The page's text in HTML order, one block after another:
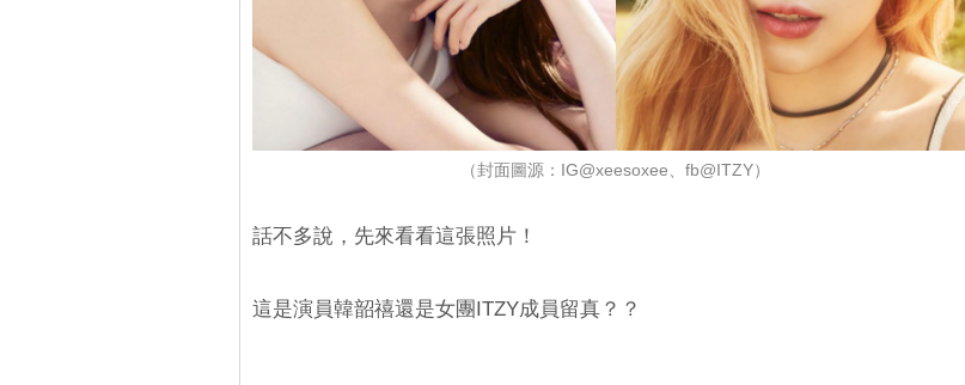
（封面圖源：IG@xeesoxee、fb@ITZY）
話不多說，先來看看這張照片！
這是演員韓韶禧還是女團ITZY成員留真？？